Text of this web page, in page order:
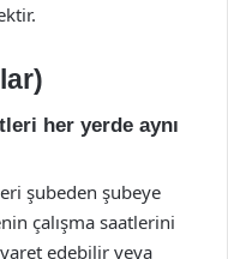
her yerde aynı
şubeden şubeye
çalışma saatlerini
edebilir veya